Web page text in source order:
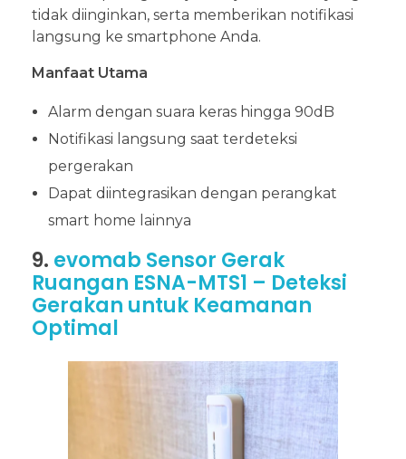
tidak diinginkan, serta memberikan notifikasi
langsung ke smartphone Anda.
Manfaat Utama
Alarm dengan suara keras hingga 90dB
Notifikasi langsung saat terdeteksi
pergerakan
Dapat diintegrasikan dengan perangkat
smart home lainnya
9. evomab Sensor Gerak
Ruangan ESNA-MTS1 – Deteksi
Gerakan untuk Keamanan
Optimal